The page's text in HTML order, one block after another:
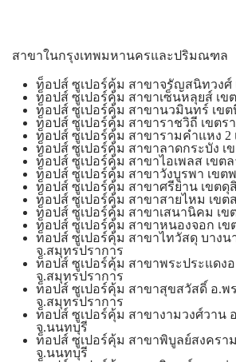
สาขาในกรุงเทพมหานครและปริมณฑล
ท็อปส์ ซูเปอร์คุ้ม สาขาจรัญสนิทวงศ์
ท็อปส์ ซูเปอร์คุ้ม สาขาเซ็นหลุยส์ เข
ท็อปส์ ซูเปอร์คุ้ม สาขานวมินทร์ เขต
ท็อปส์ ซูเปอร์คุ้ม สาขาราชวิถี เขตร
ท็อปส์ ซูเปอร์คุ้ม สาขารามคำแหง 2
ท็อปส์ ซูเปอร์คุ้ม สาขาลาดกระบัง เ
ท็อปส์ ซูเปอร์คุ้ม สาขาไอเพลส เขต
ท็อปส์ ซูเปอร์คุ้ม สาขาวังบูรพา เขต
ท็อปส์ ซูเปอร์คุ้ม สาขาศรีย่าน เขตดุ
ท็อปส์ ซูเปอร์คุ้ม สาขาสายไหม เขต
ท็อปส์ ซูเปอร์คุ้ม สาขาเสนานิคม เข
ท็อปส์ ซูเปอร์คุ้ม สาขาหนองจอก เข
ท็อปส์ ซูเปอร์คุ้ม สาขาไทวัสดุ บางน
จ.สมุทรปราการ
ท็อปส์ ซูเปอร์คุ้ม สาขาพระประแดง
จ.สมุทรปราการ
ท็อปส์ ซูเปอร์คุ้ม สาขาสุขสวัสดิ์ อ.พ
จ.สมุทรปราการ
ท็อปส์ ซูเปอร์คุ้ม สาขางามวงศ์วาน
จ.นนทบุรี
ท็อปส์ ซูเปอร์คุ้ม สาขาพิบูลย์สงครา
จ.นนทบุรี